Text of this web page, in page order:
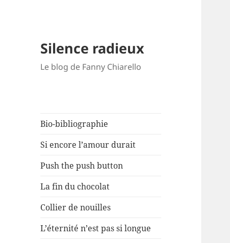
Silence radieux
Le blog de Fanny Chiarello
Bio-bibliographie
Si encore l’amour durait
Push the push button
La fin du chocolat
Collier de nouilles
L’éternité n’est pas si longue